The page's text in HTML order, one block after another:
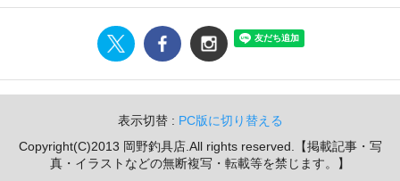
表示切替 : PC版に切り替える
Copyright(C)2013 岡野釣具店.All rights reserved.【掲載記事・写
真・イラストなどの無断複写・転載等を禁じます。】